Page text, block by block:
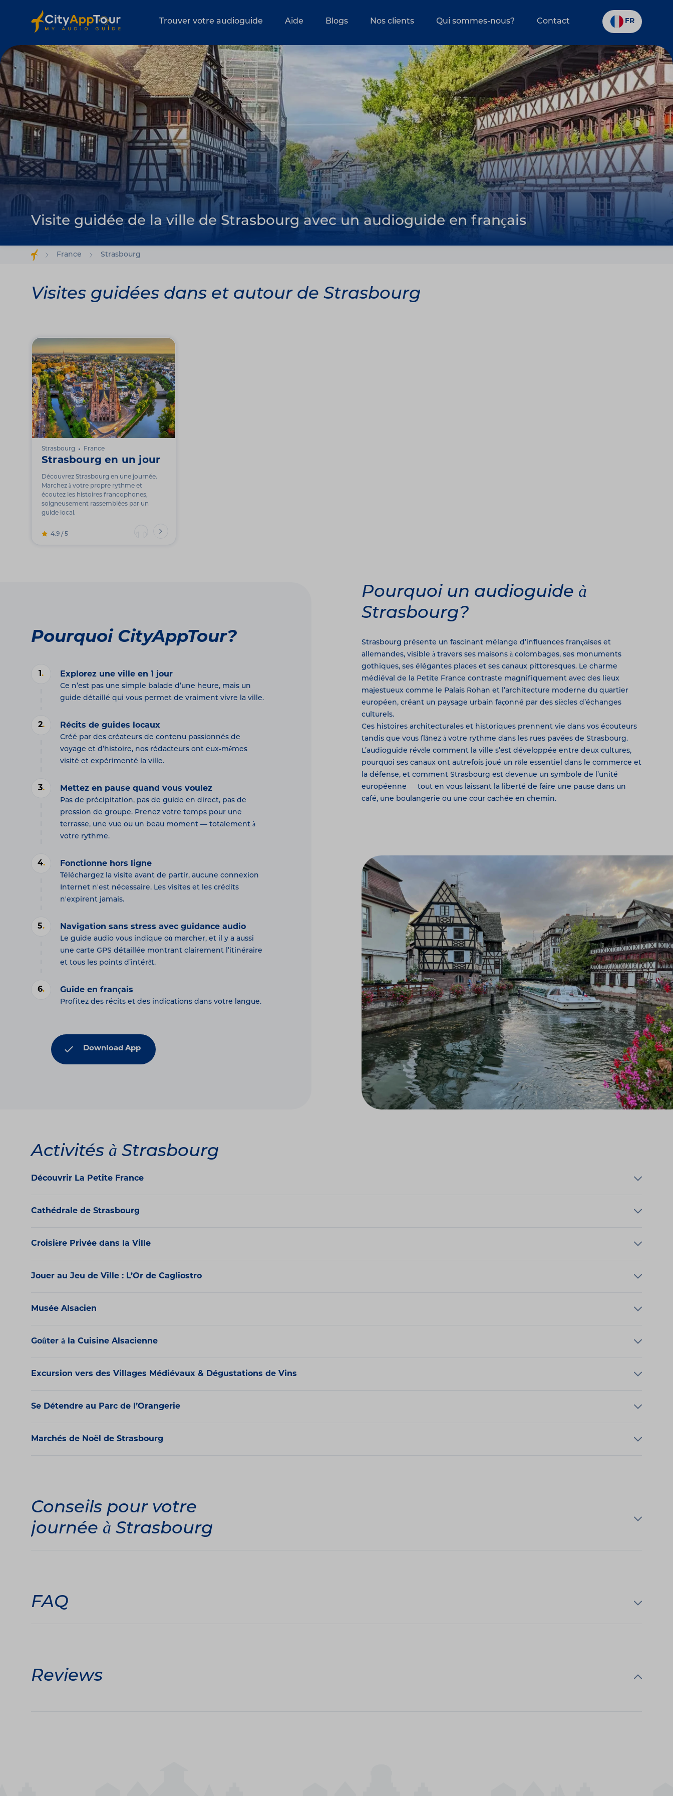
Trouver votre audioguide Aide Blogs Nos clients Qui sommes-nous? Contact FR
Visite guidée de la ville de Strasbourg avec un audioguide en français
France Strasbourg
Visites guidées dans et autour de Strasbourg
Strasbourg France
Strasbourg en un jour
Découvrez Strasbourg en une journée.
Marchez à votre propre rythme et
écoutez les histoires francophones,
soigneusement rassemblées par un
guide local.
4.9 / 5
Pourquoi CityAppTour?
. Explorez une ville en 1 jour
Ce n’est pas une simple balade d’une heure, mais un
guide détaillé qui vous permet de vraiment vivre la ville.
2. Récits de guides locaux
Créé par des créateurs de contenu passionnés de
voyage et d’histoire, nos rédacteurs ont eux-mêmes
visité et expérimenté la ville.
3. Mettez en pause quand vous voulez
Pas de précipitation, pas de guide en direct, pas de
pression de groupe. Prenez votre temps pour une
terrasse, une vue ou un beau moment — totalement à
votre rythme.
4. Fonctionne hors ligne
Téléchargez la visite avant de partir, aucune connexion
Internet n'est nécessaire. Les visites et les crédits
n'expirent jamais.
5. Navigation sans stress avec guidance audio
Le guide audio vous indique où marcher, et il y a aussi
une carte GPS détaillée montrant clairement l’itinéraire
et tous les points d’intérêt.
6. Guide en français
Profitez des récits et des indications dans votre langue.
Download App
Pourquoi un audioguide à
Strasbourg?
Strasbourg présente un fascinant mélange d’influences françaises et
allemandes, visible à travers ses maisons à colombages, ses monuments
gothiques, ses élégantes places et ses canaux pittoresques. Le charme
médiéval de la Petite France contraste magnifiquement avec des lieux
majestueux comme le Palais Rohan et l’architecture moderne du quartier
européen, créant un paysage urbain façonné par des siècles d’échanges
culturels.
Ces histoires architecturales et historiques prennent vie dans vos écouteurs
tandis que vous flânez à votre rythme dans les rues pavées de Strasbourg.
L’audioguide révèle comment la ville s’est développée entre deux cultures,
pourquoi ses canaux ont autrefois joué un rôle essentiel dans le commerce et
la défense, et comment Strasbourg est devenue un symbole de l’unité
européenne — tout en vous laissant la liberté de faire une pause dans un
café, une boulangerie ou une cour cachée en chemin.
Activités à Strasbourg
Découvrir La Petite France
Cathédrale de Strasbourg
Croisière Privée dans la Ville
Jouer au Jeu de Ville : L’Or de Cagliostro
Musée Alsacien
Goûter à la Cuisine Alsacienne
Excursion vers des Villages Médiévaux & Dégustations de Vins
Se Détendre au Parc de l’Orangerie
Marchés de Noël de Strasbourg
Conseils pour votre
journée à Strasbourg
FAQ
Reviews